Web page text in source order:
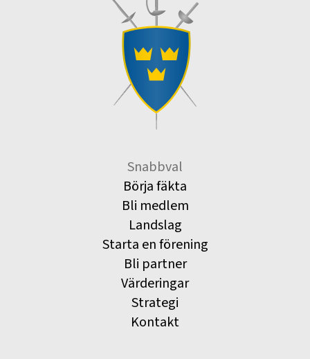
Snabbval
Börja fäkta
Bli medlem
Landslag
Starta en förening
Bli partner
Värderingar
Strategi
Kontakt